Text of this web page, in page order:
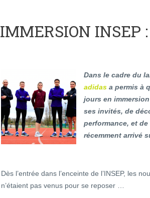
IMMERSION INSEP :
Dans le cadre du
adidas a permis à
jours en immersion
ses invités, de
performance, et
récemment arrivé
Dès l’entrée dans l’enceinte de l’INSEP, les
n’étaient pas venus pour se reposer …